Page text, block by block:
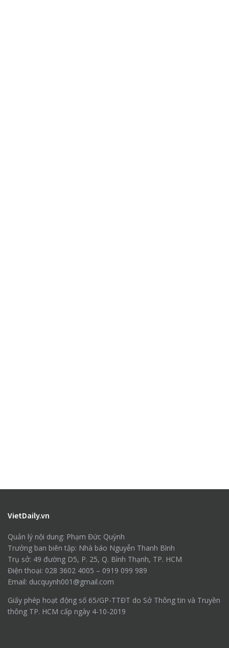
VietDaily.vn
Quản lý nội dung: Phạm Đức Quỳnh
Trưởng ban biên tập: Nhà báo Nguyễn Thanh Bình
Trụ sở: 49 đường D5, P. 25, Q. Bình Thạnh, TP. HCM
Điện thoại: 028 3602 4005 – 0919 099 989
Email: ducquynh001@gmail.com
Giấy phép hoạt động số 65/GP-TTĐT do Sở Thông tin và Truyền
thông TP. HCM cấp ngày 4-10-2019